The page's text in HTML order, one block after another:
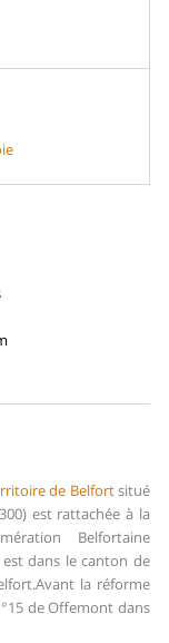
de Belfortsitué
est rattachée à la
Belfortaine
est dans le canton de
Avant la réforme
de Offemont dans